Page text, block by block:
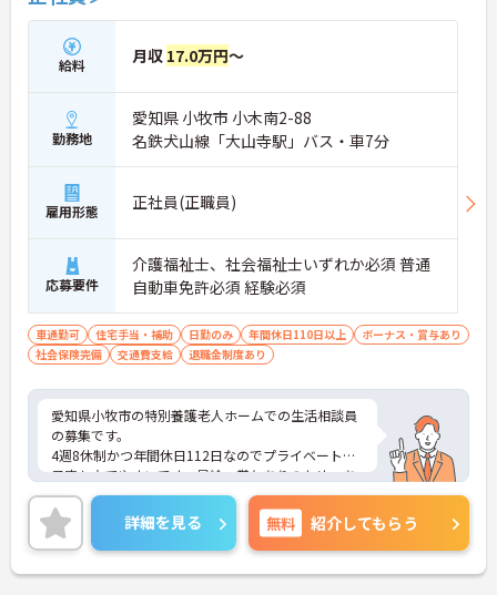
給料 月収 17.0万円～
勤務地
愛知県 小牧市 小木南2-88
名鉄犬山線「大山寺駅」バス・車7分
雇用形態 正社員(正職員)
応募要件
介護福祉士、社会福祉士いずれか必須 普通
自動車免許必須 経験必須
車通勤可 住宅手当・補助 日勤のみ 年間休日110日以上
ボーナス・賞与あり
社会保険完備
交通費支給 退職金制度あり
愛知県小牧市の特別養護老人ホームでの生活相談員
の募集です。
4週8休制かつ年間休日112日なのでプライベートの
予定も立てやすいです。昇給・賞与ありのため、あ
なたの頑張りがしっかり評価されます。
ご興味のある方は、面接のポイントをお伝えします
のでお気軽にお問い合せください。
詳細を見る 無料 紹介してもらう